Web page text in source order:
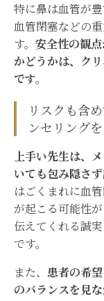
特に鼻は血管が
血管閉塞などの
す。 安全性の観
かどうかは、ク
です。
リスクも含
ンセリング
上手い先生は、
いても包み隠さず
はごくまれに血
が起こる可能性
伝えてくれる誠
です。
また、 患者の希
のバランスを見